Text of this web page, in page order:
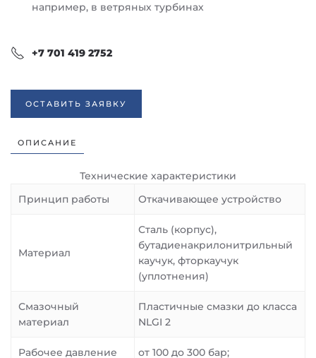
например, в ветряных турбинах
+7 701 419 2752
ОСТАВИТЬ ЗАЯВКУ
ОПИСАНИЕ
Технические характеристики
Принцип работы
Откачивающее устройство
Материал
Сталь (корпус),
бутадиенакрилонитрильный
каучук, фторкаучук
(уплотнения)
Смазочный
материал
Пластичные смазки до класса
NLGI 2
Рабочее давление
от 100 до 300 бар;